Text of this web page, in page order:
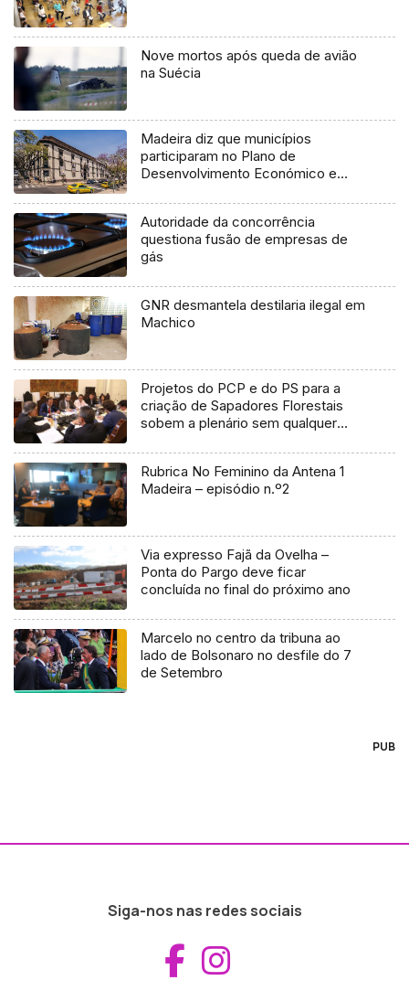
Nove mortos após queda de avião
na Suécia
Madeira diz que municípios
participaram no Plano de
Desenvolvimento Económico e
Autoridade da concorrência
questiona fusão de empresas de
gás
GNR desmantela destilaria ilegal em
Machico
Projetos do PCP e do PS para a
criação de Sapadores Florestais
sobem a plenário sem qualquer
Rubrica No Feminino da Antena 1
Madeira – episódio n.º2
Via expresso Fajã da Ovelha –
Ponta do Pargo deve ficar
concluída no final do próximo ano
Marcelo no centro da tribuna ao
lado de Bolsonaro no desfile do 7
de Setembro
PUB
Siga-nos nas redes sociais
Aceder ao